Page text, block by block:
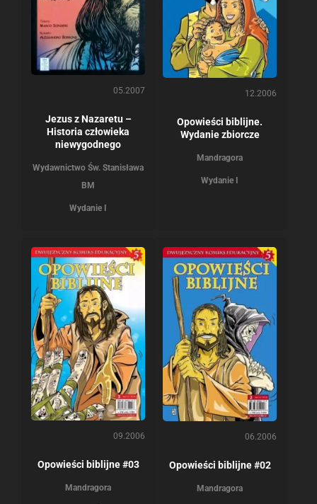
05.2007
Jezus z Nazaretu –
Historia człowieka
niewygodnego
Wydawnictwo Św. Stanisława
BM
Wydanie I
12.2006
Opowieści biblijne.
Wydanie zbiorcze
Mandragora
Wydanie I
09.2006
Opowieści biblijne #03
Mandragora
06.2006
Opowieści biblijne #02
Mandragora